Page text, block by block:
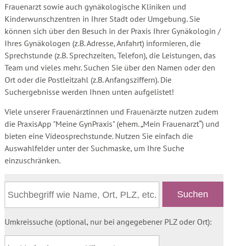
Frauenarzt sowie auch gynäkologische Kliniken und
Kinderwunschzentren in Ihrer Stadt oder Umgebung. Sie
können sich über den Besuch in der Praxis Ihrer Gynäkologin /
Ihres Gynäkologen (z.B. Adresse, Anfahrt) informieren, die
Sprechstunde (z.B. Sprechzeiten, Telefon), die Leistungen, das
Team und vieles mehr. Suchen Sie über den Namen oder den
Ort oder die Postleitzahl (z.B. Anfangsziffern). Die
Suchergebnisse werden Ihnen unten aufgelistet!
Viele unserer Frauenärztinnen und Frauenärzte nutzen zudem
die PraxisApp "Meine GynPraxis" (ehem. „Mein Frauenarzt“) und
bieten eine Videosprechstunde. Nutzen Sie einfach die
Auswahlfelder unter der Suchmaske, um Ihre Suche
einzuschränken.
Umkreissuche (optional, nur bei angegebener PLZ oder Ort):